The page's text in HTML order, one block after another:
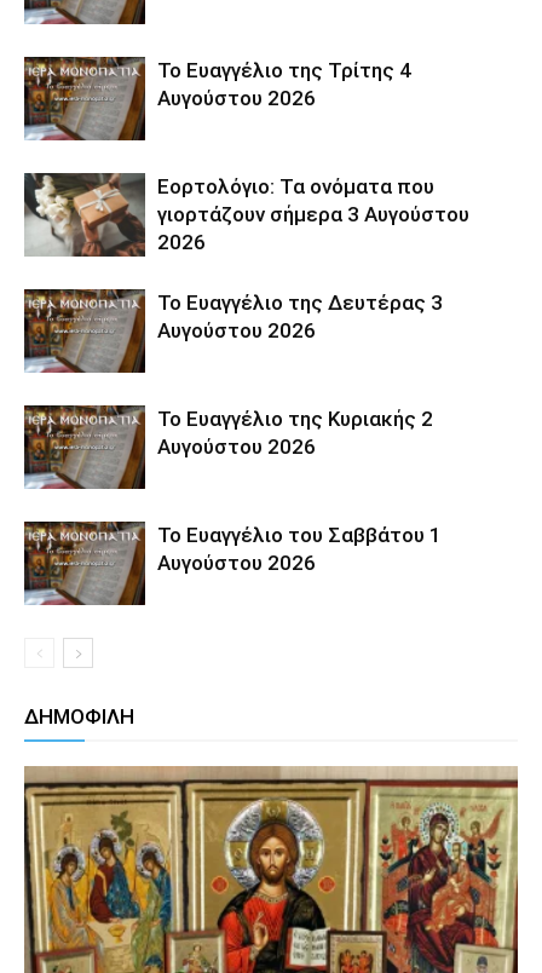
Το Ευαγγέλιο της Τρίτης 4
Αυγούστου 2026
Εορτολόγιο: Τα ονόματα που
γιορτάζουν σήμερα 3 Αυγούστου
2026
Το Ευαγγέλιο της Δευτέρας 3
Αυγούστου 2026
Το Ευαγγέλιο της Κυριακής 2
Αυγούστου 2026
Το Ευαγγέλιο του Σαββάτου 1
Αυγούστου 2026
ΔΗΜΟΦΙΛΗ